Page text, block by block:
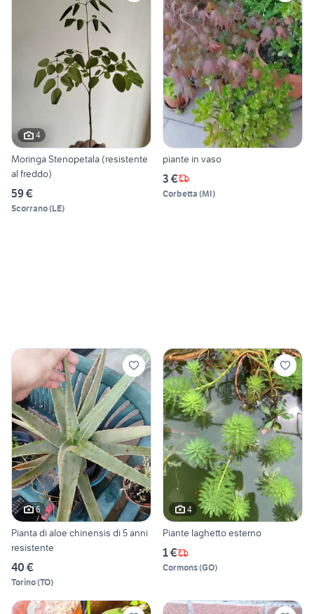
4
Moringa Stenopetala (resistente
al freddo)
59 €
Scorrano(LE)
piante in vaso
3 €
Corbetta (MI)
6
Pianta di aloe chinensis di 5 anni
resistente
40 €
Torino(TO)
4
Piante laghetto esterno
1 €
Cormons(GO)